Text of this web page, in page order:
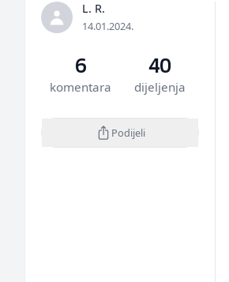
L. R.
14.01.2024.
6
komentara
40
dijeljenja
Podijeli